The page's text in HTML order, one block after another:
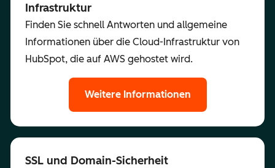
Infrastruktur
Finden Sie schnell Antworten und allgemeine
Informationen über die Cloud-Infrastruktur von
HubSpot, die auf AWS gehostet wird.
Weitere Informationen
SSL und Domain-Sicherheit